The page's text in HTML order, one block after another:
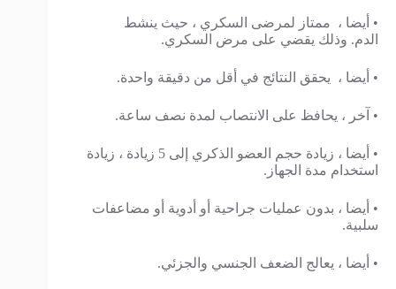
• أيضا ، ممتاز لمرضى السكري ، حيث ينشط
الدم. وذلك يقضي على مرض السكري.
• أيضا ، يحقق النتائج في أقل من دقيقة واحدة.
• آخر ، يحافظ على الانتصاب لمدة نصف ساعة.
• أيضا ، زيادة حجم العضو الذكري إلى 5 زيادة ، زيادة
استخدام مدة الجهاز.
• أيضا ، بدون عمليات جراحية أو أدوية أو مضاعفات
سلبية.
• أيضا ، يعالج الضعف الجنسي والجزئي.